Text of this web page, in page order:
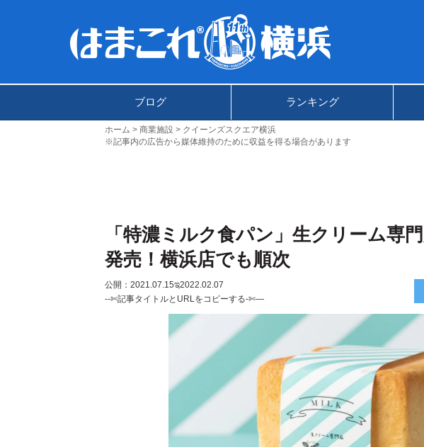
ブログ ランキング
ホーム 商業施設
クイーンズスクエア横浜
※記事内の広告から媒体維持のために収益を得る場合があります
「特濃ミルク食パン」生クリーム専
発売！横浜店でも順次
公開：2021.07.15ಇ2022.02.07
--✄記事タイトルとURLをコピーする-✄—